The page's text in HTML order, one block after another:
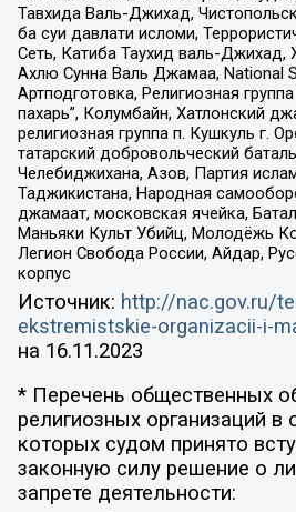
Тавхида Валь-Джихад,
ба суи давлати исломи,
Сеть, Катиба Таухид валь-Джихад,
Ахлю Сунна Валь Джамаа, National
Артподготовка, Религиозная
пахарь”, Колумбайн, Хатлонский
религиозная группа п. Кушкуль г.
татарский добровольческий
Челебиджихана, Азов, Партия
Таджикистана, Народная
джамаат, московская ячейка,
Маньяки Культ Убийц, Молодёжь
Легион Свобода России, Айдар,
корпус
Источник: http://nac.gov.ru/
ekstremistskie-organizacii-i-
на 16.11.2023
* Перечень общественных
религиозных организаций в
которых судом принято
законную силу решение о
запрете деятельности: